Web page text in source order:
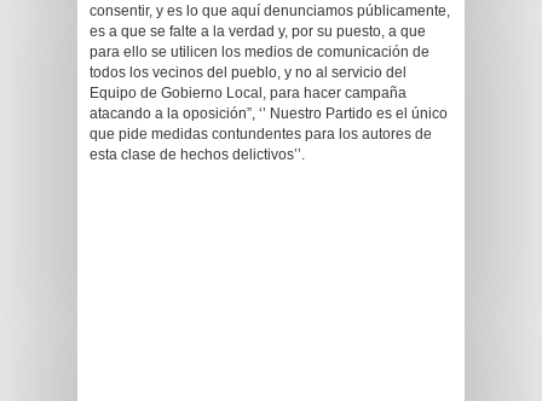
consentir, y es lo que aquí denunciamos públicamente,
es a que se falte a la verdad y, por su puesto, a que
para ello se utilicen los medios de comunicación de
todos los vecinos del pueblo, y no al servicio del
Equipo de Gobierno Local, para hacer campaña
atacando a la oposición”, ‘’ Nuestro Partido es el único
que pide medidas contundentes para los autores de
esta clase de hechos delictivos’’.